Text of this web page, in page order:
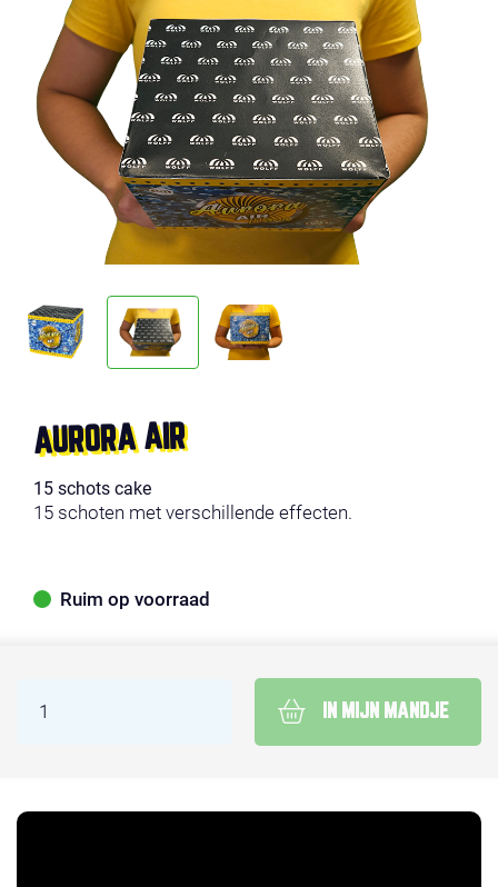
AURORA AIR
15 schots cake
15 schoten met verschillende effecten.
Ruim op voorraad
IN MIJN MANDJE